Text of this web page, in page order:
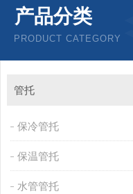
产品分类
PRODUCT CATEGORY
管托
保冷管托
保温管托
水管管托